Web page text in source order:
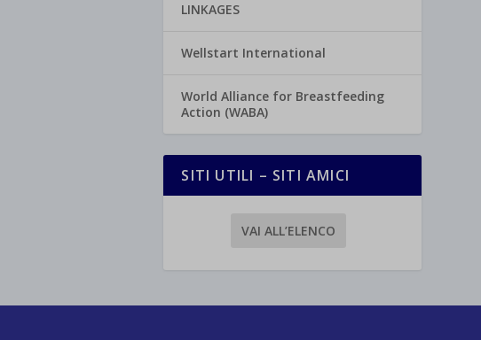
LINKAGES
Wellstart International
World Alliance for Breastfeeding
Action (WABA)
SITI UTILI – SITI AMICI
VAI ALL’ELENCO